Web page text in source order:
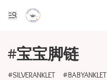
#宝宝脚链
SILVERANKLET BABYANKLET